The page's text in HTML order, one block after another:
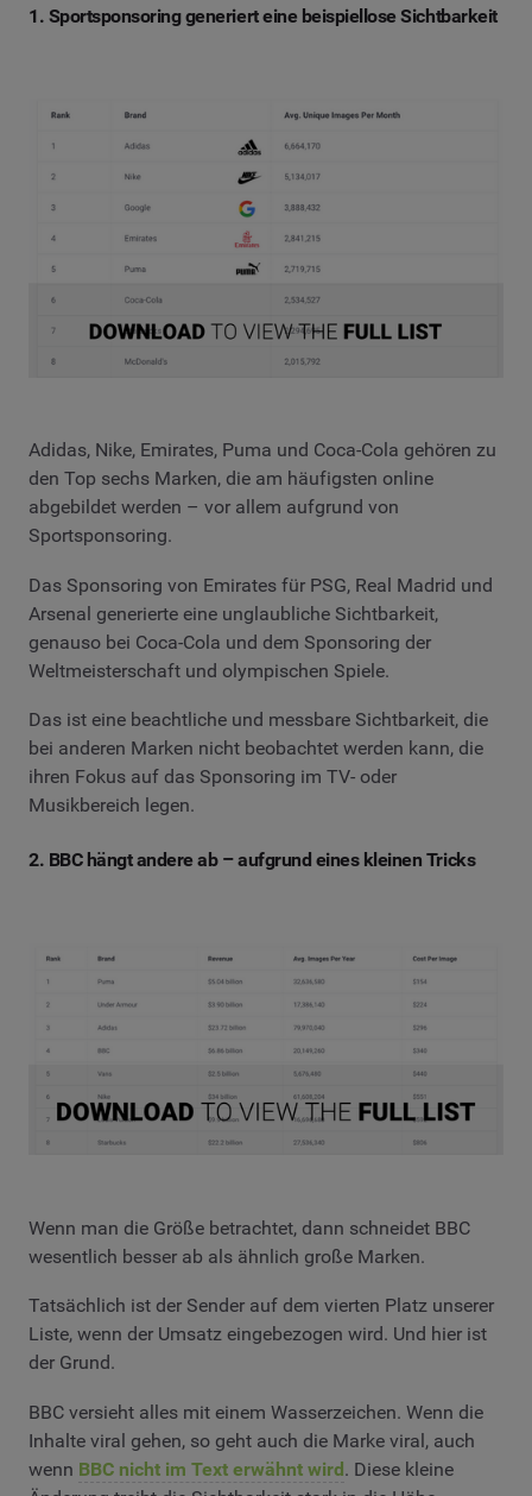
1. Sportsponsoring generiert eine beispiellose Sichtbarkeit
Adidas, Nike, Emirates, Puma und Coca-Cola gehören zu
den Top sechs Marken, die am häufigsten online
abgebildet werden – vor allem aufgrund von
Sportsponsoring.
Das Sponsoring von Emirates für PSG, Real Madrid und
Arsenal generierte eine unglaubliche Sichtbarkeit,
genauso bei Coca-Cola und dem Sponsoring der
Weltmeisterschaft und olympischen Spiele.
Das ist eine beachtliche und messbare Sichtbarkeit, die
bei anderen Marken nicht beobachtet werden kann, die
ihren Fokus auf das Sponsoring im TV- oder
Musikbereich legen.
2. BBC hängt andere ab – aufgrund eines kleinen Tricks
Wenn man die Größe betrachtet, dann schneidet BBC
wesentlich besser ab als ähnlich große Marken.
Tatsächlich ist der Sender auf dem vierten Platz unserer
Liste, wenn der Umsatz eingebezogen wird. Und hier ist
der Grund.
BBC versieht alles mit einem Wasserzeichen. Wenn die
Inhalte viral gehen, so geht auch die Marke viral, auch
wenn BBC nicht im Text erwähnt wird. Diese kleine